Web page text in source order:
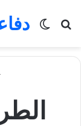
بحث
الوضع